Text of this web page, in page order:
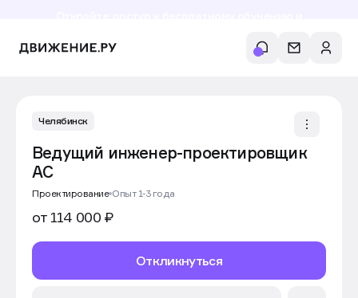
Челябинск
Ведущий инженер-проектировщик
АС
Проектирование Опыт 1-3 года
от 114 000 ₽